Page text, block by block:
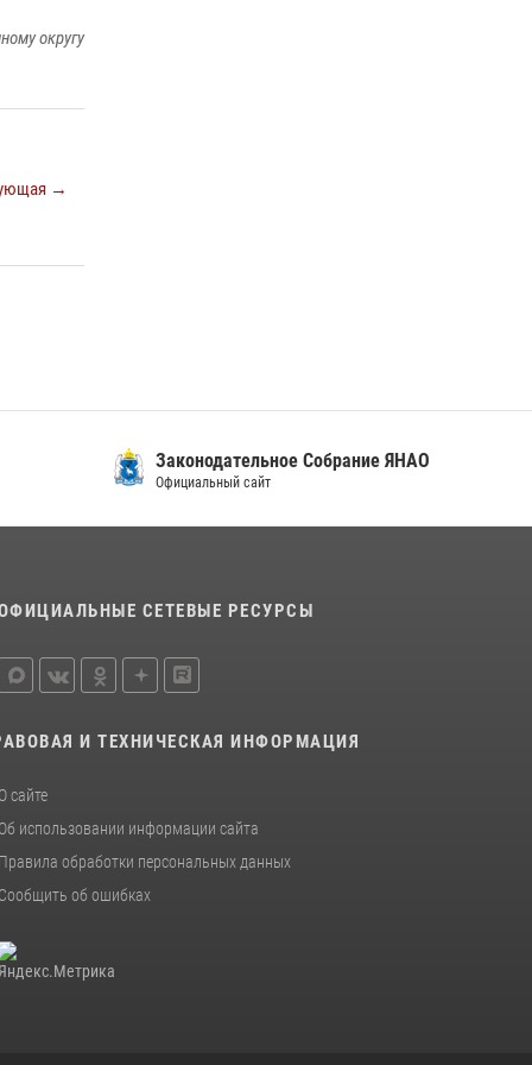
округу
→
Законодательное Собрание ЯНАО
Официальный сайт
СЕТЕВЫЕ РЕСУРСЫ
И ТЕХНИЧЕСКАЯ ИНФОРМАЦИЯ
О сайте
Об использовании информации сайта
Правила обработки персональных данных
Сообщить об ошибках